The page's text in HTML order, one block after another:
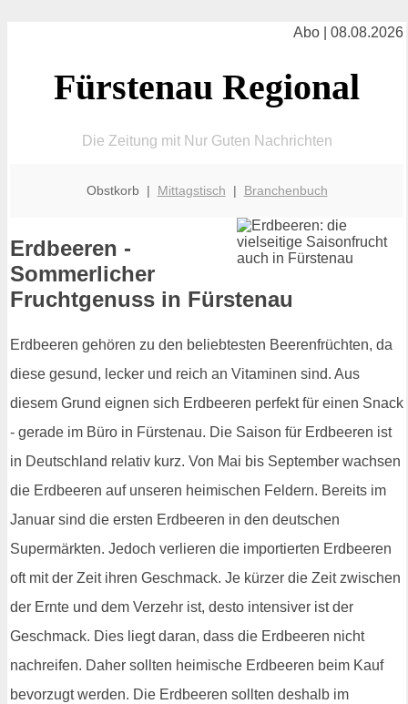
Abo | 08.08.2026
Fürstenau Regional
Die Zeitung mit Nur Guten Nachrichten
Obstkorb | Mittagstisch | Branchenbuch
Erdbeeren -
Sommerlicher
Fruchtgenuss in Fürstenau
Erdbeeren gehören zu den beliebtesten Beerenfrüchten, da
diese gesund, lecker und reich an Vitaminen sind. Aus
diesem Grund eignen sich Erdbeeren perfekt für einen Snack
- gerade im Büro in Fürstenau. Die Saison für Erdbeeren ist
in Deutschland relativ kurz. Von Mai bis September wachsen
die Erdbeeren auf unseren heimischen Feldern. Bereits im
Januar sind die ersten Erdbeeren in den deutschen
Supermärkten. Jedoch verlieren die importierten Erdbeeren
oft mit der Zeit ihren Geschmack. Je kürzer die Zeit zwischen
der Ernte und dem Verzehr ist, desto intensiver ist der
Geschmack. Dies liegt daran, dass die Erdbeeren nicht
nachreifen. Daher sollten heimische Erdbeeren beim Kauf
bevorzugt werden. Die Erdbeeren sollten deshalb im